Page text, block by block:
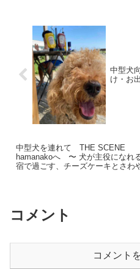
中型犬
け・お
中型犬を連れて THE SCENE
hamanakoへ 〜 犬が主役になれ
宿で過ごす、チーズケーキとさわ
コメント
コメント